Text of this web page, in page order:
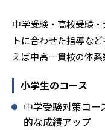
中学受験・高校受験
トに合わせた指導な
えば中高一貫校の体系
小学生のコース
中学受験対策コー
的な成績アップ